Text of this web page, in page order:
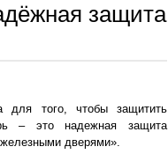
защита
того, чтобы защитить
– это надежная защита
дверями».